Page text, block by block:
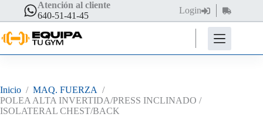
contenido
Atención al cliente
640-51-41-45
Login
Carro
de
compra
Inicio / MAQ. FUERZA /
POLEA ALTA INVERTIDA/PRESS INCLINADO /
ISOLATERAL CHEST/BACK